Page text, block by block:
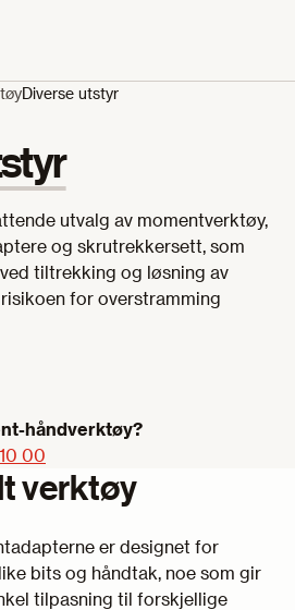
Diverse utstyr
utvalg av momentverktøy,
og skrutrekkersett, som
tiltrekking og løsning av
for overstramming
håndverktøy?
00
verktøy
er designet for
bits og håndtak, noe som gir
tilpasning til forskjellige